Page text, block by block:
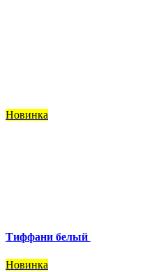
Новинка
Тиффани белый
Новинка